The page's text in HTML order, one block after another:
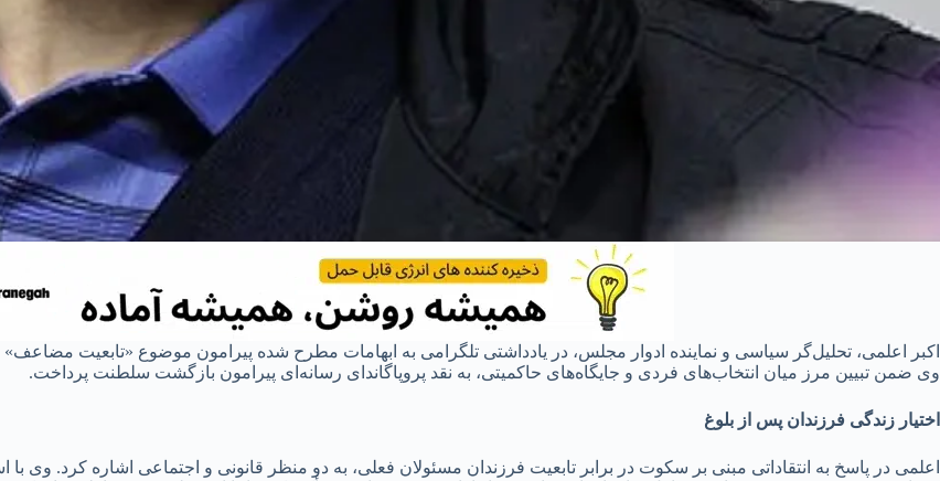
اکبر اعلمی، تحلیل‌گر سیاسی و نماینده ادوار مجلس، در یادداشتی تلگرامی به ابهامات مطرح شده پیرامون موضوع «تابعیت
وی ضمن تبیین مرز میان انتخاب‌های فردی و جایگاه‌های حاکمیتی، به نقد پروپاگاندای رسانه‌ای پیرامون بازگشت سلطنت پرداخت.
اختیار زندگی فرزندان پس از بلوغ
اعلمی در پاسخ به انتقاداتی مبنی بر سکوت در برابر تابعیت فرزندان مسئولان فعلی، به دو منظر قانونی و اجتماعی اشاره کرد. وی